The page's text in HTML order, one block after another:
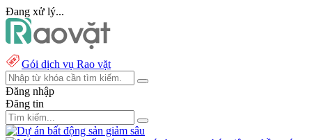
Đang xử lý...
Gói dịch vụ Rao vặt
Đăng nhập
Đăng tin